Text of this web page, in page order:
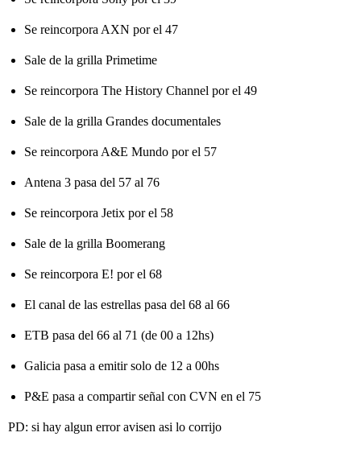
Se reincorpora AXN por el 47
Sale de la grilla Primetime
Se reincorpora The History Channel por el 49
Sale de la grilla Grandes documentales
Se reincorpora A&E Mundo por el 57
Antena 3 pasa del 57 al 76
Se reincorpora Jetix por el 58
Sale de la grilla Boomerang
Se reincorpora E! por el 68
El canal de las estrellas pasa del 68 al 66
ETB pasa del 66 al 71 (de 00 a 12hs)
Galicia pasa a emitir solo de 12 a 00hs
P&E pasa a compartir señal con CVN en el 75
PD: si hay algun error avisen asi lo corrijo